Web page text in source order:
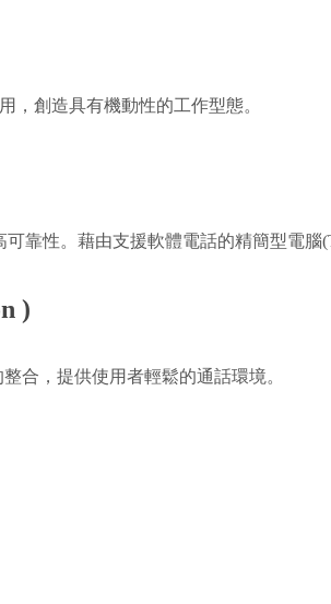
，創造具有機動性的工作型態。
靠性。藉由支援軟體電話的精簡型電腦
)
合，提供使用者輕鬆的通話環境。